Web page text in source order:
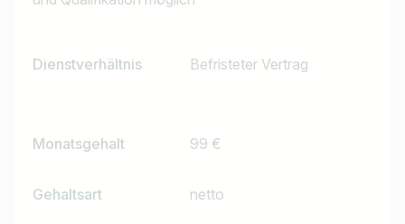
Dienstverhältnis Befristeter Vertrag
Monatsgehalt 99 €
Gehaltsart netto
Jobs finden